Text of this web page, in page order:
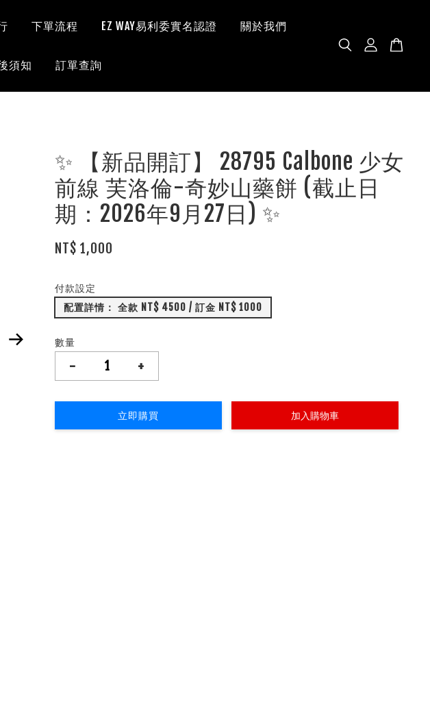
下單流程 EZ WAY易利委實名認證 關於我們
須知 訂單查詢
✨ 【新品開訂】 28795 Calbone 少女
前線 芙洛倫-奇妙山藥餅 (截止日
期：2026年9月27日) ✨
NT$ 1,000
付款設定
配置詳情： 全款 NT$ 4500 / 訂金 NT$ 1000
數量
- +
立即購買 加入購物車